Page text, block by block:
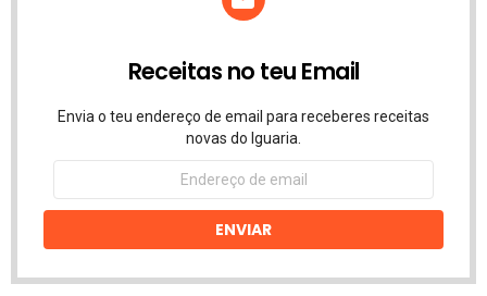
Receitas no teu Email
Envia o teu endereço de email para receberes receitas
novas do Iguaria.
Endereço
email
ENVIAR